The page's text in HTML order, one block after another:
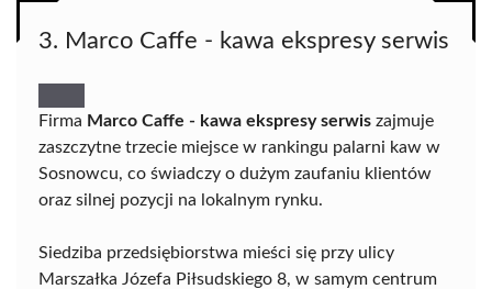
3. Marco Caffe - kawa ekspresy serwis
Firma Marco Caffe - kawa ekspresy serwis zajmuje
zaszczytne trzecie miejsce w rankingu palarni kaw w
Sosnowcu, co świadczy o dużym zaufaniu klientów
oraz silnej pozycji na lokalnym rynku.
Siedziba przedsiębiorstwa mieści się przy ulicy
Marszałka Józefa Piłsudskiego 8, w samym centrum